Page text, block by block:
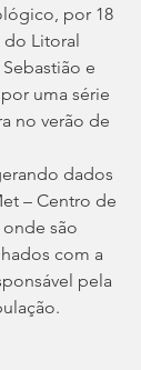
por 18
Litoral
e
uma série
no verão de
dados
– Centro de
são
com a
pela